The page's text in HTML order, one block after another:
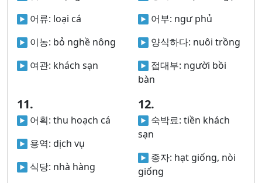
어류: loại cá
이농: bỏ nghề nông
여관: khách sạn
어부: ngư phủ
양식하다: nuôi trồng
접대부: người bồi
bàn
11.
어획: thu hoạch cá
용역: dịch vụ
식당: nhà hàng
12.
숙박료: tiền khách
sạn
종자: hạt giống, nòi
giống